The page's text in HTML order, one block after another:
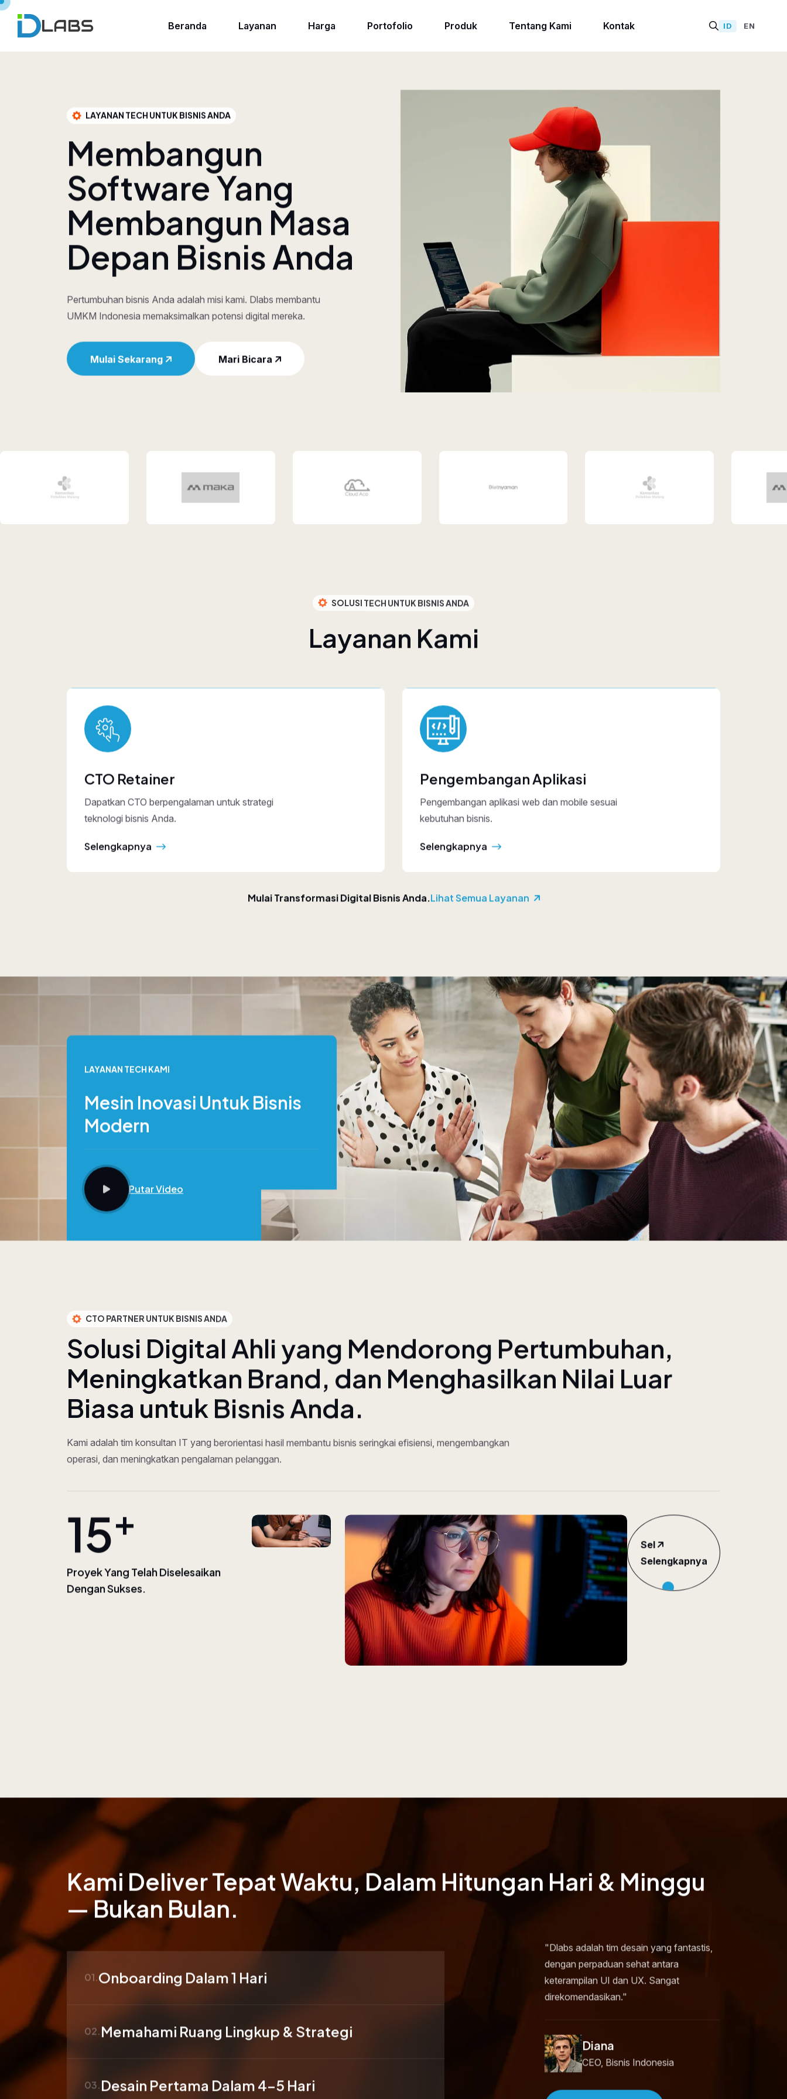
Beranda Layanan Harga Portofolio Produk Tentang Kami Kontak ID EN
LAYANAN TECH UNTUK BISNIS ANDA
Membangun
Software Yang
Membangun Masa
Depan Bisnis Anda
UMKM Indonesia memaksimalkan potensi digital mereka.
Mulai Sekarang
Layanan Kami
Pengembangan Aplikasi
Pengembangan aplikasi web dan mobile sesuai
Integrasi AI
Integrasi AI untuk efisiensi dan otomatisasi bisnis.
Mulai Transformasi Digital Bisnis Anda. Lihat Semua Layanan
Mesin Inovasi Untuk Bisnis
Modern
Putar Video
Solusi DigitalAhliyang Mendorong Pertumbuhan,
Meningkatkan Brand, dan Menghasilkan Nilai Luar
Biasa untukBisnisAnda.
Kami adalah tim konsultan IT yang berorientasi hasil membantu bisnis seringkai efisiensi, mengembangkan
27+
Proyek Yang Telah Diselesaikan
Dengan Sukses.
Sel
Kami Deliver Tepat Waktu, Dalam Hitungan Hari & Minggu
— Bukan Bulan.
Onboarding Dalam 1 Hari
Memahami Ruang Lingkup & Strategi
Desain Pertama Dalam 4-5 Hari
"Dlabs adalah tim desain yang fantastis,
dengan perpaduan sehat antara
keterampilan UI dan UX. Sangat
Diana
CEO, Bisnis Indonesia